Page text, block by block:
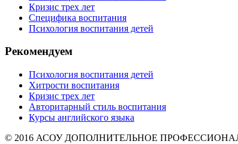
Кризис трех лет
Специфика воспитания
Психология воспитания детей
Рекомендуем
Психология воспитания детей
Хитрости воспитания
Кризис трех лет
Авторитарный стиль воспитания
Курсы английского языка
© 2016 АСОУ ДОПОЛНИТЕЛЬНОЕ